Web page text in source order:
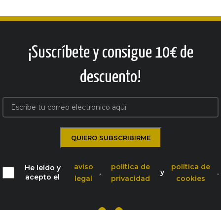
¡Suscríbete y consigue 10€ de
descuento!
He leído y
acepto el
aviso
legal
,
política de
privacidad
y
política de
cookies
.